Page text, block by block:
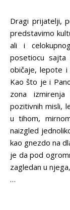
Dragi prijatelji, pokrenuli smo sajt RAVNOPLOV u želji da
predstavimo
ali i
posetiocu sajta
običaje, lepote i
Kao što je i
zona
pozitivnih misli,
u tihom,
naizgled
kao gnezdo na
je da pod
zagledan u
…